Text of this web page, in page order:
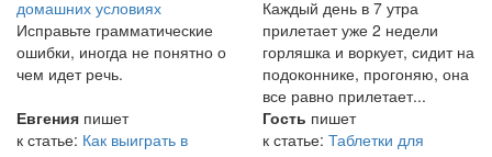
домашних условиях
Исправьте грамматические
ошибки, иногда не понятно о
чем идет речь.
Каждый день в 7 утра
прилетает уже 2 недели
горляшка и воркует, сидит на
подоконнике, прогоняю, она
все равно прилетает...
Евгения пишет
к статье: Как выиграть в
Гость пишет
к статье: Таблетки для